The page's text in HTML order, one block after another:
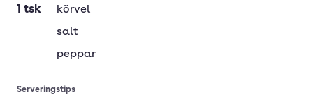
1 tsk
körvel
salt
peppar
Serveringstips